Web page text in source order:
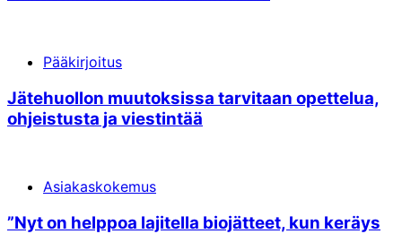
Pääkirjoitus
Jätehuollon muutoksissa tarvitaan opettelua,
ohjeistusta ja viestintää
Asiakaskokemus
”Nyt on helppoa lajitella bio­jätteet, kun keräys